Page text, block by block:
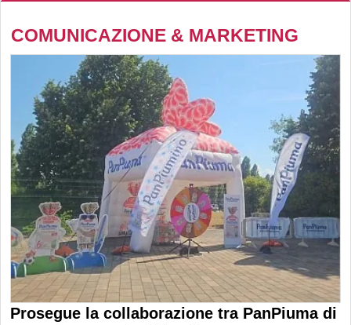
COMUNICAZIONE & MARKETING
Prosegue la collaborazione tra PanPiuma di